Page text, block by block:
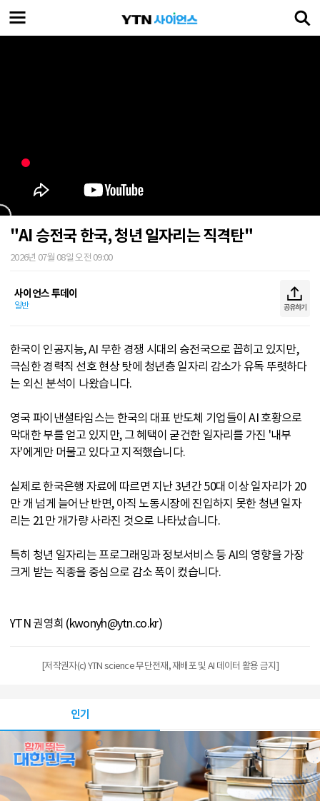
"AI 승전국 한국, 청년 일자리는 직격탄"
2026년 07월 08일 오전 09:00
사이언스 투데이
일반 공유하기
한국이 인공지능, AI 무한 경쟁 시대의 승전국으로 꼽히고 있지만,
극심한 경력직 선호 현상 탓에 청년층 일자리 감소가 유독 뚜렷하다
는 외신 분석이 나왔습니다.
영국 파이낸셜타임스는 한국의 대표 반도체 기업들이 AI 호황으로
막대한 부를 얻고 있지만, 그 혜택이 굳건한 일자리를 가진 '내부
자'에게만 머물고 있다고 지적했습니다.
실제로 한국은행 자료에 따르면 지난 3년간 50대 이상 일자리가 20
만 개 넘게 늘어난 반면, 아직 노동시장에 진입하지 못한 청년 일자
리는 21만 개가량 사라진 것으로 나타났습니다.
특히 청년 일자리는 프로그래밍과 정보서비스 등 AI의 영향을 가장
크게 받는 직종을 중심으로 감소 폭이 컸습니다.
YTN 권영희 (kwonyh@ytn.co.kr)
[저작권자(c) YTN science 무단전재, 재배포 및 AI 데이터 활용 금지]
인기